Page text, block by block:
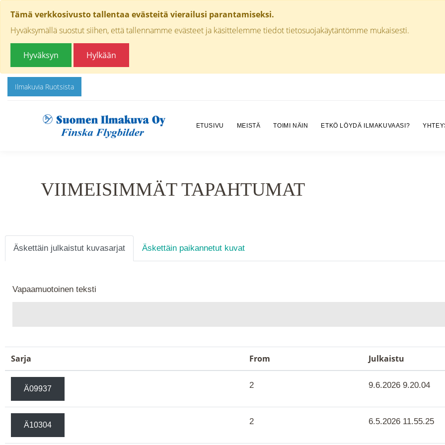
Tämä verkkosivusto tallentaa evästeitä vierailusi parantamiseksi.
Hyväksymällä suostut siihen, että tallennamme evästeet ja käsittelemme tiedot tietosuojakäytäntömme mukaisesti.
Hyväksyn Hylkään
Ilmakuvia Ruotsista
ETUSIVU MEISTÄ TOIMI NÄIN ETKÖ LÖYDÄ ILMAKUVAASI?
VIIMEISIMMÄT TAPAHTUMAT
Äskettäin julkaistut kuvasarjat Äskettäin paikannetut kuvat
Vapaamuotoinen teksti
Sarja From Julkaistu
Ä09937 2 9.6.2026 9.20.04
Ä10304 2 6.5.2026 11.55.25